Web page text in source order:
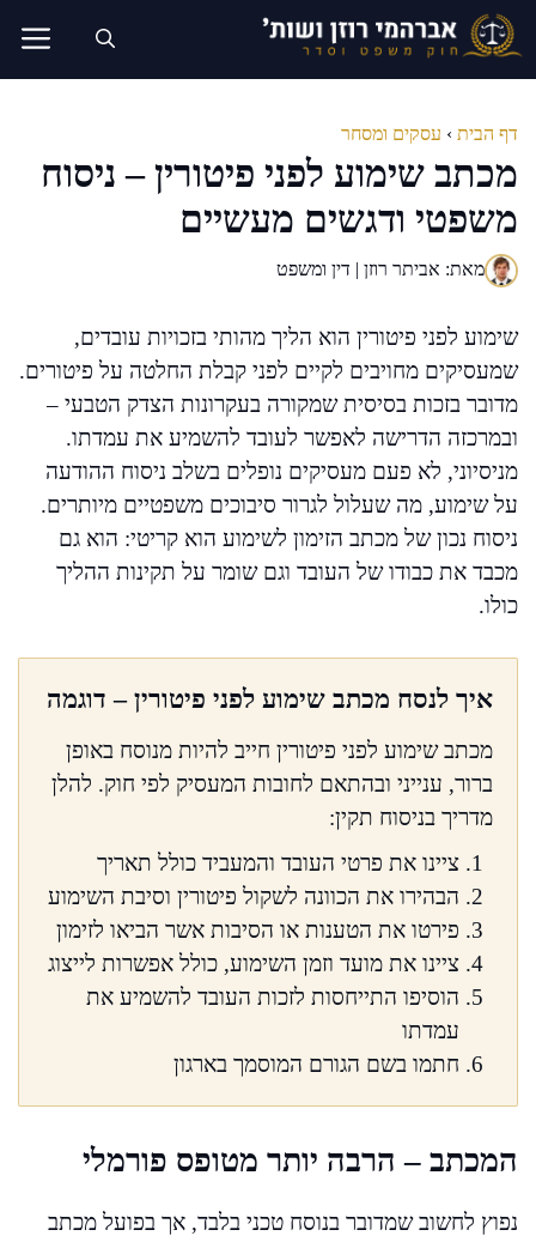
לדלג
לתוכן
דף הבית › עסקים ומסחר
מכתב שימוע לפני פיטורין – ניסוח
משפטי ודגשים מעשיים
מאת: אביתר רוזן | דין ומשפט
שימוע לפני פיטורין הוא הליך מהותי בזכויות עובדים,
שמעסיקים מחויבים לקיים לפני קבלת החלטה על פיטורים.
מדובר בזכות בסיסית שמקורה בעקרונות הצדק הטבעי –
ובמרכזה הדרישה לאפשר לעובד להשמיע את עמדתו.
מניסיוני, לא פעם מעסיקים נופלים בשלב ניסוח ההודעה
על שימוע, מה שעלול לגרור סיבוכים משפטיים מיותרים.
ניסוח נכון של מכתב הזימון לשימוע הוא קריטי: הוא גם
מכבד את כבודו של העובד וגם שומר על תקינות ההליך
כולו.
איך לנסח מכתב שימוע לפני פיטורין – דוגמה
מכתב שימוע לפני פיטורין חייב להיות מנוסח באופן
ברור, ענייני ובהתאם לחובות המעסיק לפי חוק. להלן
מדריך בניסוח תקין:
ציינו את פרטי העובד והמעביד כולל תאריך
הבהירו את הכוונה לשקול פיטורין וסיבת השימוע
פירטו את הטענות או הסיבות אשר הביאו לזימון
ציינו את מועד וזמן השימוע, כולל אפשרות לייצוג
הוסיפו התייחסות לזכות העובד להשמיע את
עמדתו
חתמו בשם הגורם המוסמך בארגון
המכתב – הרבה יותר מטופס פורמלי
נפוץ לחשוב שמדובר בנוסח טכני בלבד, אך בפועל מכתב